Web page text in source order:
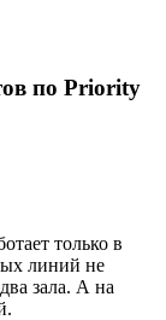
по Priority
только в
линий не
зала. А на